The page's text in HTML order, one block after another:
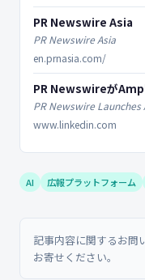
PR Newswire Asia
PR Newswire Asia
en.prnasia.com/
PR Newswireが
PR Newswire
www.linkedin.com
AI 広報プラットフォーム
記事内容に関するお問
お寄せください。